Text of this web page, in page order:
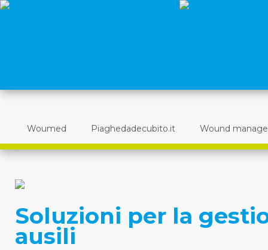
Woumed Piaghedadecubito.it Wound
Soluzioni per la
ausili